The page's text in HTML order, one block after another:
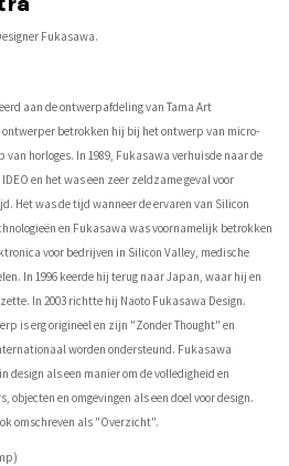
Fukasawa.
aan de ontwerpafdeling van Tama Art
ontwerper betrokken hij bij het ontwerp van micro-
horloges. In 1989, Fukasawa verhuisde naar de
en het was een zeer zeldzame geval voor
Het was de tijd wanneer de ervaren van Silicon
en Fukasawa was voornamelijk betrokken
voor bedrijven in Silicon Valley, medische
In 1996 keerde hij terug naar Japan, waar hij en
In 2003 richtte hij Naoto Fukasawa Design.
is erg origineel en zijn "Zonder Thought" en
worden ondersteund. Fukasawa
design als een manier om de volledigheid en
en omgevingen als een doel voor design.
omschreven als "Overzicht".